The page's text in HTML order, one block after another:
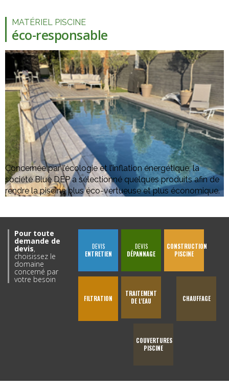
MATÉRIEL PISCINE
éco-responsable
Concernée par l’écologie et l’inflation énergétique, la
société Blue DEP a sélectionné quelques produits afin de
rendre la piscine plus éco-vertueuse et plus économique.
Pour toute
demande de
devis,
choisissez le
domaine
concerné par
votre besoin
DEVIS
ENTRETIEN
DEVIS
DÉPANNAGE
CONSTRUCTION
PISCINE
FILTRATION
TRAITEMENT
DE L'EAU
CHAUFFAGE
COUVERTURES
PISCINE